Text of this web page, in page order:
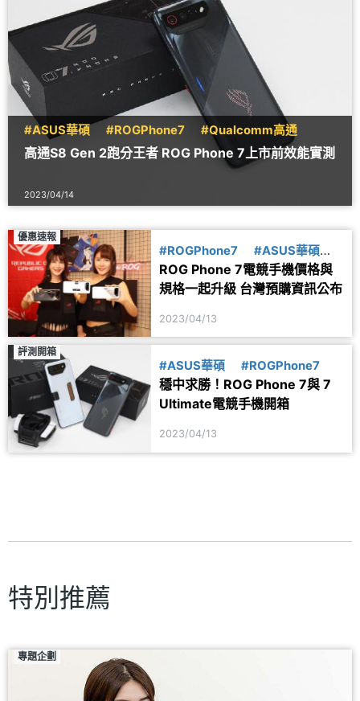
#ASUS華碩 #ROGPhone7 #Qualcomm高通
高通S8 Gen 2跑分王者 ROG Phone 7上市前效能實測
2023/04/14
優惠速報
#ROGPhone7
#ASUS華碩
#上市
ROG Phone 7電競手機價格與
規格一起升級 台灣預購資訊公布
2023/04/13
評測開箱
#ASUS華碩 #ROGPhone7
穩中求勝！ROG Phone 7與 7
Ultimate電競手機開箱
2023/04/13
特別推薦
專題企劃